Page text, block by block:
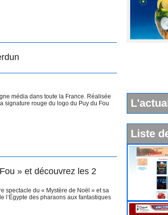
média dans toute la France. Réalisée
signature rouge du logo du Puy du Fou
» et découvrez les 2
spectacle du « Mystère de Noël » et sa
l’Égypte des pharaons aux fantastiques
Liste